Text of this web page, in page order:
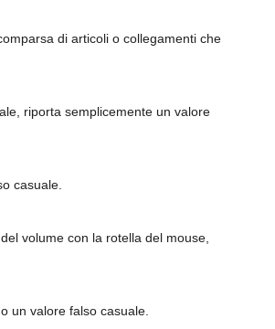
di articoli o collegamenti che
riporta semplicemente un valore
casuale.
volume con la rotella del mouse,
un valore falso casuale.